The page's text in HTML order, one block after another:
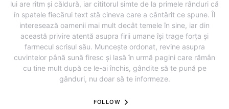
lui are ritm și căldură, iar cititorul simte de la primele rânduri că
în spatele fiecărui text stă cineva care a cântărit ce spune. Îl
interesează oamenii mai mult decât temele în sine, iar din
această privire atentă asupra firii umane își trage forța și
farmecul scrisul său. Muncește ordonat, revine asupra
cuvintelor până sună firesc și lasă în urmă pagini care rămân
cu tine mult după ce le-ai închis, gândite să te pună pe
gânduri, nu doar să te informeze.
FOLLOW